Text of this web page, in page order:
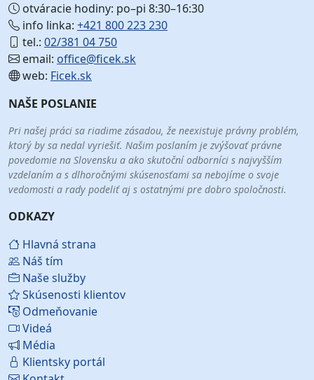
otváracie hodiny: po–pi 8:30–16:30
info linka: +421 800 223 230
tel.: 02/381 04 750
email: office@ficek.sk
web: Ficek.sk
NAŠE POSLANIE
Pri našej práci sa riadime zásadou, že neexistuje právny problém,
ktorý by sa nedal vyriešiť. Našim poslaním je zvýšovať právne
povedomie na Slovensku a ako skutoční odborníci s najvyšším
vzdelaním a s dlhoročnými skúsenosťami sa nebojíme o svoje
vedomosti a rady podeliť aj s ostatnými pre dobro spoločnosti.
ODKAZY
Hlavná strana
Náš tím
Naše služby
Skúsenosti klientov
Odmeňovanie
Videá
Média
Klientsky portál